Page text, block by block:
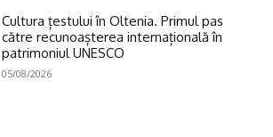
Cultura țestului în Oltenia. Primul pas
către recunoașterea internațională în
patrimoniul UNESCO
05/08/2026